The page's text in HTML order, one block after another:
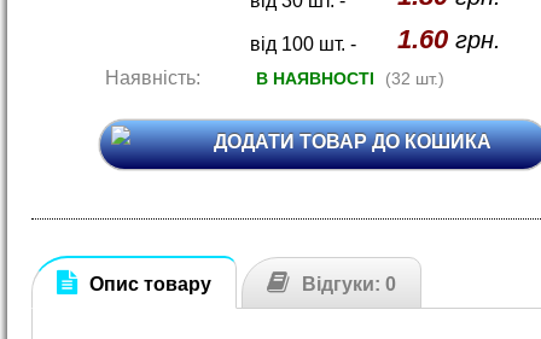
від 100 шт. - 1.60грн.
Наявність: В НАЯВНОСТІ (32 шт.)
ДОДАТИ ТОВАР ДО КОШИКА
Опис товару Відгуки: 0